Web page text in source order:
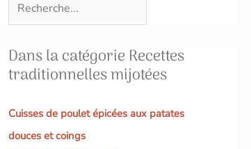
Dans la catégorie Recettes
traditionnelles mijotées
Cuisses de poulet épicées aux patates
douces et coings